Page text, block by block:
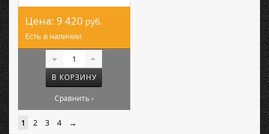
Цена: 9 420 руб.
Есть в наличии
В КОРЗИНУ
Сравнить ›
1 2 3 4 →